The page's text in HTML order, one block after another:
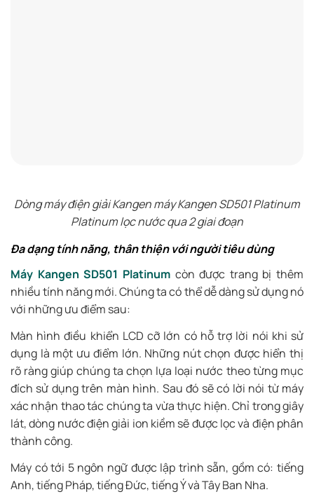
Dòng máy điện giải Kangen máy Kangen SD501 Platinum
Platinum lọc nước qua 2 giai đoạn
Đa dạng tính năng, thân thiện với người tiêu dùng
Máy Kangen SD501 Platinumcòn được trang bị thêm
nhiều tính năng mới. Chúng ta có thể dễ dàng sử dụng nó
với những ưu điểm sau:
Màn hình điều khiển LCD cỡ lớn có hỗ trợ lời nói khi sử
dụng là một ưu điểm lớn. Những nút chọn được hiển thị
rõ ràng giúp chúng ta chọn lựa loại nước theo từng mục
đích sử dụng trên màn hình. Sau đó sẽ có lời nói từ máy
xác nhận thao tác chúng ta vừa thực hiện. Chỉ trong giây
lát, dòng nước điện giải ion kiềm sẽ được lọc và điện phân
thành công.
Máy có tới 5 ngôn ngữ được lập trình sẵn, gồm có: tiếng
Anh, tiếng Pháp, tiếng Đức, tiếng Ý và Tây Ban Nha.